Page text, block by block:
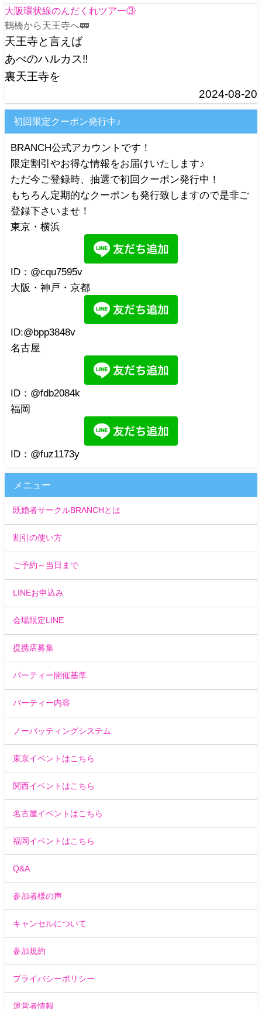
大阪環状線のんだくれツアー③
鶴橋から天王寺へ🚃
天王寺と言えば
あべのハルカス‼️
裏天王寺を
2024-08-20
初回限定クーポン発行中♪
BRANCH公式アカウントです！
限定割引やお得な情報をお届けいたします♪
ただ今ご登録時、抽選で初回クーポン発行中！
もちろん定期的なクーポンも発行致しますので是非ご
登録下さいませ！
東京・横浜
ID：@cqu7595v
大阪・神戸・京都
ID:@bpp3848v
名古屋
ID：@fdb2084k
福岡
ID：@fuz1173y
メニュー
既婚者サークルBRANCHとは
割引の使い方
ご予約～当日まで
LINEお申込み
会場限定LINE
提携店募集
パーティー開催基準
パーティー内容
ノーバッティングシステム
東京イベントはこちら
関西イベントはこちら
名古屋イベントはこちら
福岡イベントはこちら
Q&A
参加者様の声
キャンセルについて
参加規約
プライバシーポリシー
運営者情報